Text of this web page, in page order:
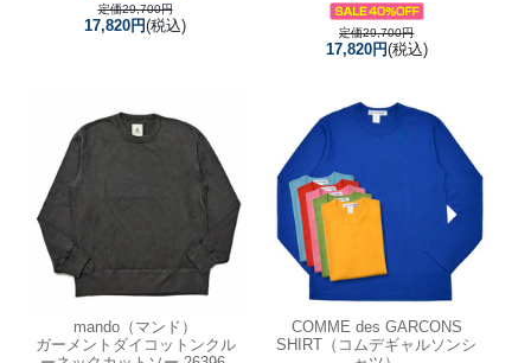
定価29,700円
17,820円(税込) 定価29,700円
17,820円(税込)
mando（マンド）
ガーメントダイコットンクル
COMME des GARCONS
SHIRT（コムデギャルソンシ